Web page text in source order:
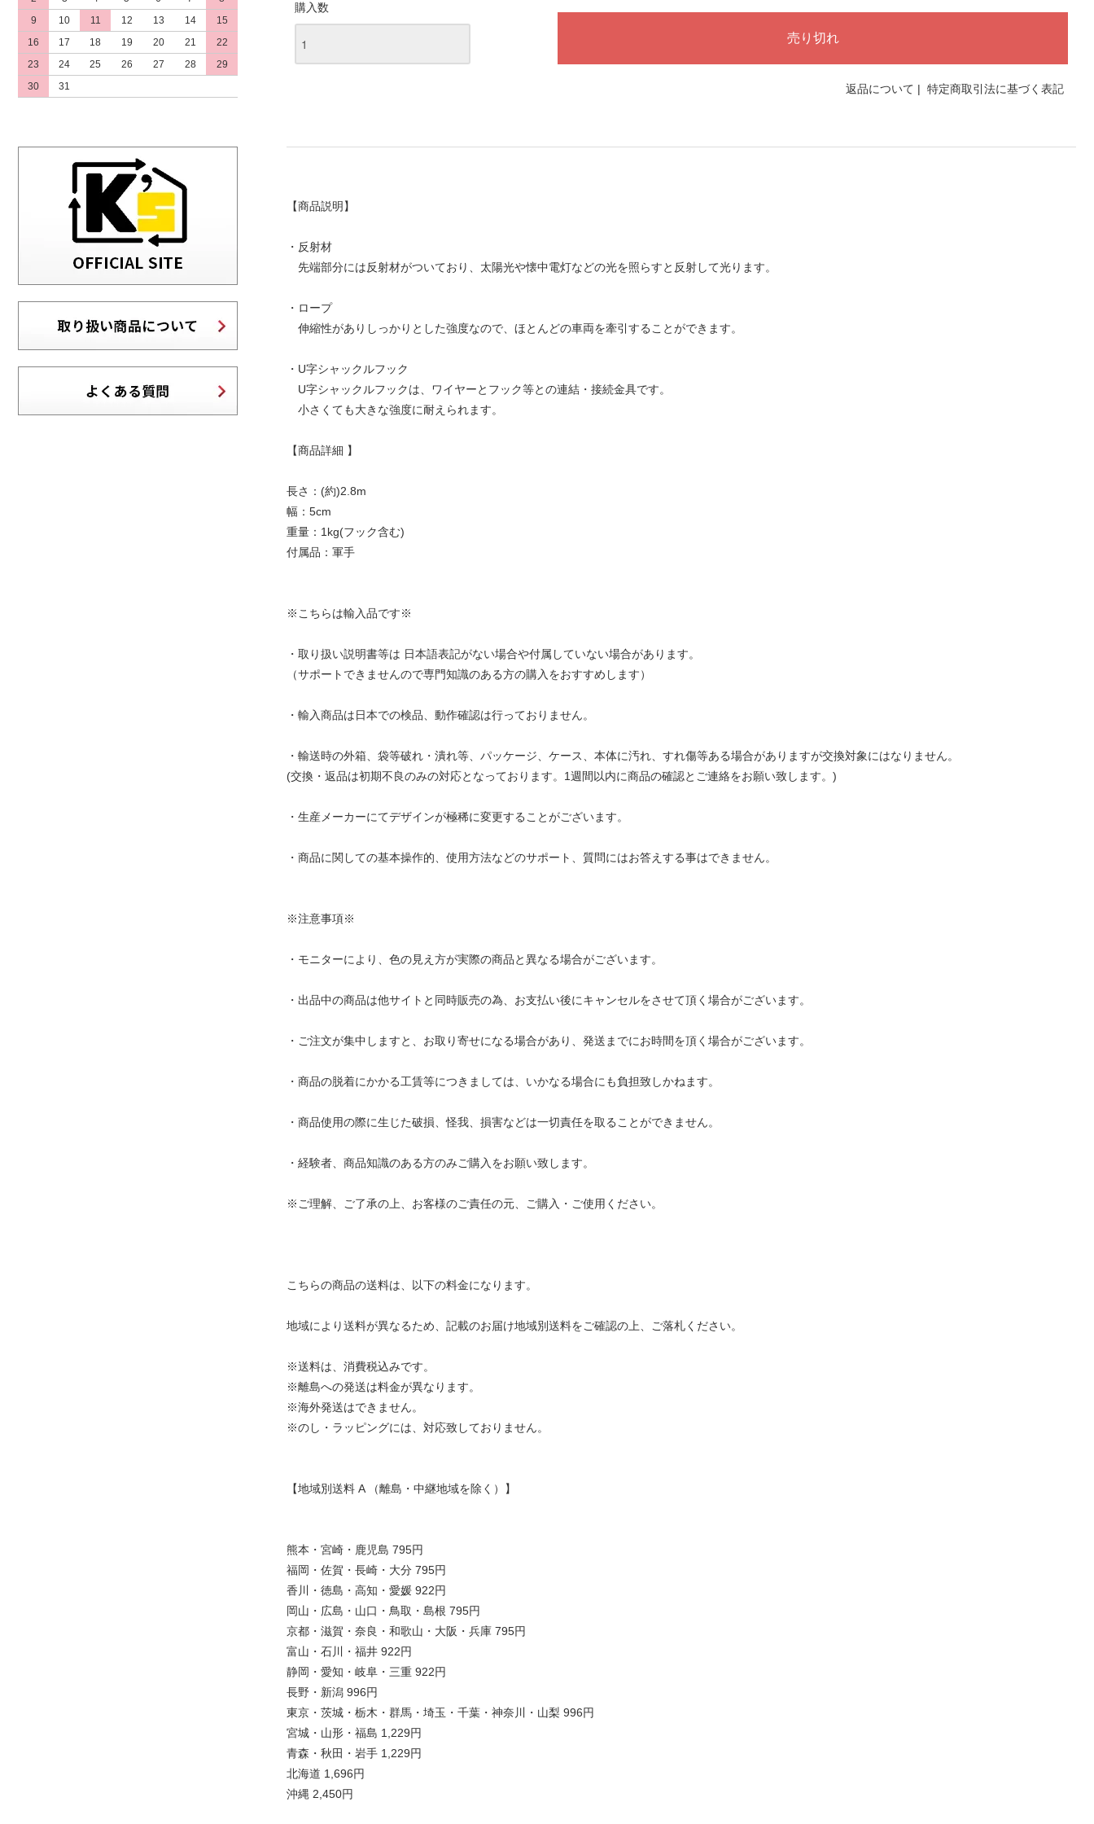
9
10 11 12 13 14
15
16
17 18 19 20 21
22
23
24 25 26 27 28
29
30
31
購入数
返品について | 特定商取引法に基づく表記
【商品説明】
・反射材
先端部分には反射材がついており、太陽光や懐中電灯などの光を照らすと反射して光ります。
・ロープ
伸縮性がありしっかりとした強度なので、ほとんどの車両を牽引することができます。
・U字シャックルフック
U字シャックルフックは、ワイヤーとフック等との連結・接続金具です。
小さくても大きな強度に耐えられます。
【商品詳細 】
長さ：(約)2.8m
幅：5cm
重量：1kg(フック含む)
付属品：軍手
※こちらは輸入品です※
・取り扱い説明書等は 日本語表記がない場合や付属していない場合があります。
（サポートできませんので専門知識のある方の購入をおすすめします）
・輸入商品は日本での検品、動作確認は行っておりません。
・輸送時の外箱、袋等破れ・潰れ等、パッケージ、ケース、本体に汚れ、すれ傷等ある場合がありますが交換対象にはなりません。
(交換・返品は初期不良のみの対応となっております。1週間以内に商品の確認とご連絡をお願い致します。)
・生産メーカーにてデザインが極稀に変更することがございます。
・商品に関しての基本操作的、使用方法などのサポート、質問にはお答えする事はできません。
※注意事項※
・モニターにより、色の見え方が実際の商品と異なる場合がございます。
・出品中の商品は他サイトと同時販売の為、お支払い後にキャンセルをさせて頂く場合がございます。
・ご注文が集中しますと、お取り寄せになる場合があり、発送までにお時間を頂く場合がございます。
・商品の脱着にかかる工賃等につきましては、いかなる場合にも負担致しかねます。
・商品使用の際に生じた破損、怪我、損害などは一切責任を取ることができません。
・経験者、商品知識のある方のみご購入をお願い致します。
※ご理解、ご了承の上、お客様のご責任の元、ご購入・ご使用ください。
こちらの商品の送料は、以下の料金になります。
地域により送料が異なるため、記載のお届け地域別送料をご確認の上、ご落札ください。
※送料は、消費税込みです。
※離島への発送は料金が異なります。
※海外発送はできません。
※のし・ラッピングには、対応致しておりません。
【地域別送料 A （離島・中継地域を除く）】
熊本・宮崎・鹿児島 795円
福岡・佐賀・長崎・大分 795円
香川・徳島・高知・愛媛 922円
岡山・広島・山口・鳥取・島根 795円
京都・滋賀・奈良・和歌山・大阪・兵庫 795円
富山・石川・福井 922円
静岡・愛知・岐阜・三重 922円
長野・新潟 996円
東京・茨城・栃木・群馬・埼玉・千葉・神奈川・山梨 996円
宮城・山形・福島 1,229円
青森・秋田・岩手 1,229円
北海道 1,696円
沖縄 2,450円